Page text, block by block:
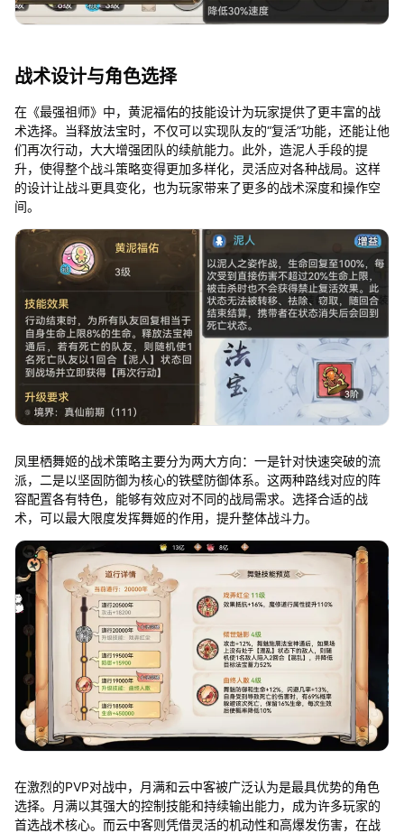
战术设计与角色选择
在《最强祖师》中，黄泥福佑的技能设计为玩家提供了更丰富的战
术选择。当释放法宝时，不仅可以实现队友的“复活”功能，还能让他
们再次行动，大大增强团队的续航能力。此外，造泥人手段的提
升，使得整个战斗策略变得更加多样化，灵活应对各种战局。这样
的设计让战斗更具变化，也为玩家带来了更多的战术深度和操作空
间。
凤里栖舞姬的战术策略主要分为两大方向：一是针对快速突破的流
派，二是以坚固防御为核心的铁壁防御体系。这两种路线对应的阵
容配置各有特色，能够有效应对不同的战局需求。选择合适的战
术，可以最大限度发挥舞姬的作用，提升整体战斗力。
在激烈的PVP对战中，月满和云中客被广泛认为是最具优势的角色
选择。月满以其强大的控制技能和持续输出能力，成为许多玩家的
首选战术核心。而云中客则凭借灵活的机动性和高爆发伤害，在战